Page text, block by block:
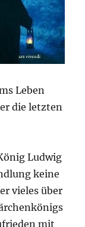
Leben
die letzten
Ludwig
keine
vieles über
mit